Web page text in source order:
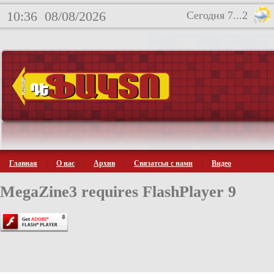
10:36 08/08/2026 Сегодня 7...2
Главная О нас Архив Связатсья с нами Видео
MegaZine3 requires FlashPlayer 9